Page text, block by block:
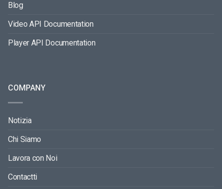
Blog
Video API Documentation
Player API Documentation
COMPANY
Notizia
Chi Siamo
Lavora con Noi
Contactti